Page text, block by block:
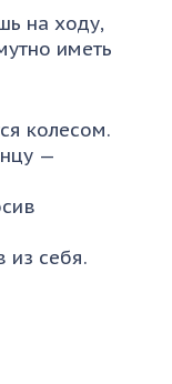
на ходу,
иметь
колесом.
—
из себя.